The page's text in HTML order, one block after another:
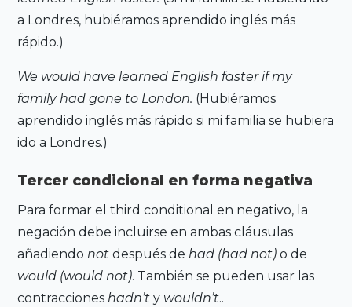
a Londres, hubiéramos aprendido inglés más
rápido.)
We would have learned English faster if my
family had gone to London. (Hubiéramos
aprendido inglés más rápido si mi familia se hubiera
ido a Londres.)
Tercer condicional en forma negativa
Para formar el third conditional en negativo, la
negación debe incluirse en ambas cláusulas
añadiendonot después dehad (had not)o de
would (would not). También se pueden usar las
contraccioneshadn’ty wouldn’t..